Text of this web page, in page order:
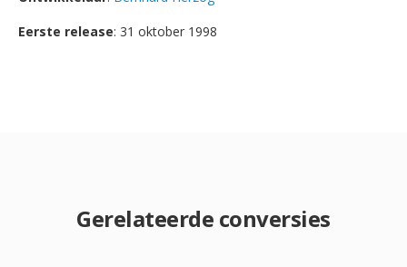
Eerste release: 31 oktober 1998
Gerelateerde conversies